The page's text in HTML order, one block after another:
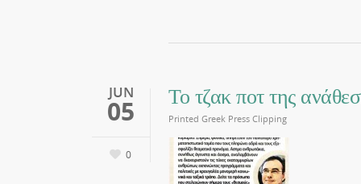
JUN
05
0
Το τζακ ποτ της
Printed Greek Press Clipping